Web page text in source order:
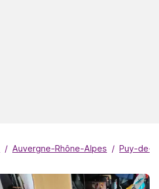
Auvergne-Rhône-Alpes Puy-de-